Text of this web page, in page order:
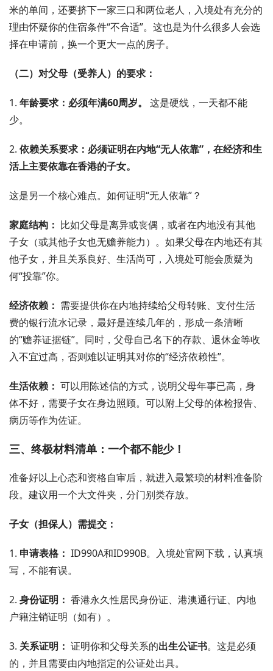
米的单间，还要挤下一家三口和两位老人，入境处有充分的
理由怀疑你的住宿条件“不合适”。这也是为什么很多人会选
择在申请前，换一个更大一点的房子。
（二）对父母（受养人）的要求：
1. 年龄要求：必须年满60周岁。
这是硬线，一天都不能
少。
2. 依赖关系要求：必须证明在内地“无人依靠”，在经济和生
活上主要依靠在香港的子女。
这是另一个核心难点。如何证明“无人依靠”？
家庭结构： 比如父母是离异或丧偶，或者在内地没有其他
子女（或其他子女也无赡养能力）。如果父母在内地还有其
他子女，并且关系良好、生活尚可，入境处可能会质疑为
何“投靠”你。
经济依赖： 需要提供你在内地持续给父母转账、支付生活
费的银行流水记录，最好是连续几年的，形成一条清晰
的“赡养证据链”。同时，父母自己名下的存款、退休金等收
入不宜过高，否则难以证明其对你的“经济依赖性”。
生活依赖： 可以用陈述信的方式，说明父母年事已高，身
体不好，需要子女在身边照顾。可以附上父母的体检报告、
病历等作为佐证。
三、终极材料清单：一个都不能少！
准备好以上心态和资格自审后，就进入最繁琐的材料准备阶
段。建议用一个大文件夹，分门别类存放。
子女（担保人）需提交：
1. 申请表格： ID990A和ID990B。入境处官网下载，认真填
写，不能有误。
2. 身份证明： 香港永久性居民身份证、港澳通行证、内地
户籍注销证明（如有）。
3. 关系证明： 证明你和父母关系的出生公证书。这是必须
的，并且需要由内地指定的公证处出具。